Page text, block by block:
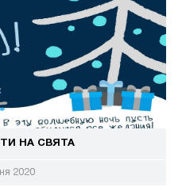
НА СВЯТА
2020